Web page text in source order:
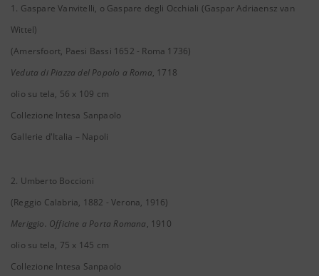
1. Gaspare Vanvitelli, o Gaspare degli Occhiali (Gaspar Adriaensz van
Wittel)
(Amersfoort, Paesi Bassi 1652 - Roma 1736)
Veduta di Piazza del Popolo a Roma, 1718
olio su tela, 56 x 109 cm
Collezione Intesa Sanpaolo
Gallerie d'Italia – Napoli
2. Umberto Boccioni
(Reggio Calabria, 1882 - Verona, 1916)
Meriggio. Officine a Porta Romana, 1910
olio su tela, 75 x 145 cm
Collezione Intesa Sanpaolo